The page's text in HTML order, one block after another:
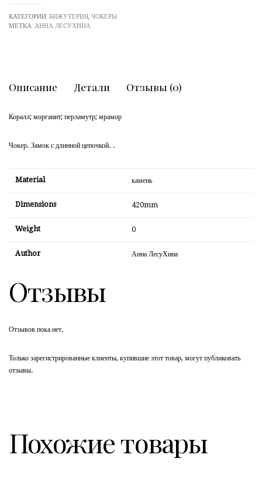
ГЛИНА
КАТЕГОРИИ:БИЖУТЕРИЯ,ЧОКЕРЫ
МЕТКА:АННА ЛЕСУХИНА
Описание Детали Отзывы (0)
Коралл; морганит; перламутр; мрамор
Чокер. Замок с длинной цепочкой. .
Material камень
Dimensions 420mm
Weight 0
Author Анна ЛесуХина
Отзывы
Отзывов пока нет.
Только зарегистрированные клиенты, купившие этот товар, могут публиковать
отзывы.
Похожие товары